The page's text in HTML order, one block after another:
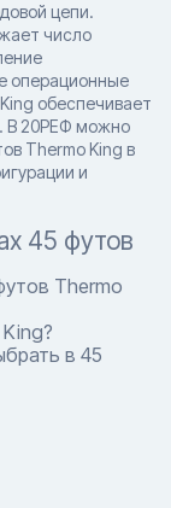
цепи.
число
операционные
обеспечивает
В 20РЕФ можно
Thermo King в
и
45 футов
Thermo
в 45